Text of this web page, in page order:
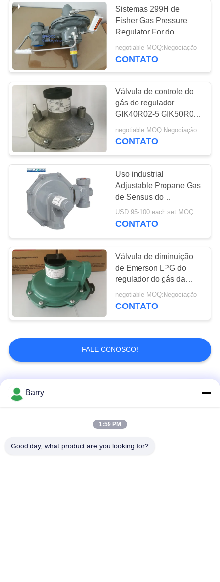
Sistemas 299H de
Fisher Gas Pressure
Regulator For do
americano da longa vida
do fogo & de gás
negotiable MOQ:Negociação
CONTATO
Válvula de controle do
gás do regulador
GIK40R02-5 GIK50R02-
5 da relação do tipo de
Kromschroder para o
negotiable MOQ:Negociação
CONTATO
Uso industrial
Adjustable Propane Gas
de Sensus do
americano do regulador
modelo do tipo 143-80
USD 95-100 each set MOQ:6sets
CONTATO
Válvula de diminuição
de Emerson LPG do
regulador do gás da
baixa pressão de Fisher
Brand R622
negotiable MOQ:Negociação
CONTATO
FALE CONOSCO!
Categorias populares
Fisher Gas Regulator
Barry
1:59 PM
Good day, what product are you looking for?